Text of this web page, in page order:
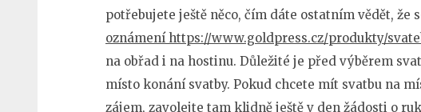
potřebujete ještě něco, čím dáte ostatním vědět, že
oznámení https://www.goldpress.cz/produkty/
na obřad i na hostinu. Důležité je před výběrem
místo konání svatby. Pokud chcete mít svatbu na
zájem, zavolejte tam klidně ještě v den žádosti o